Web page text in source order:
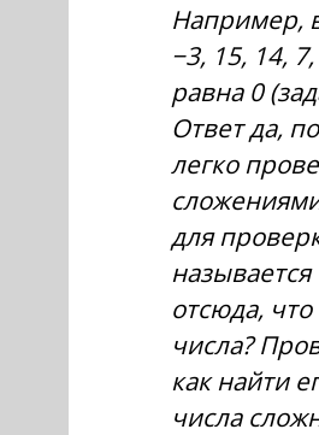
Например,
−3, 15, 14,
равна 0
Ответ да,
легко
для
отсюда,
числа?
как найти
числа